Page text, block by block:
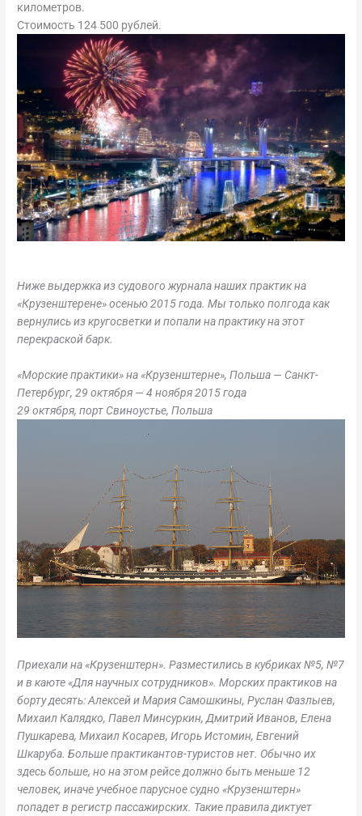
километров.
Стоимость 124 500 рублей.
Ниже выдержка из судового журнала наших практик на
«Крузенштерене» осенью 2015 года. Мы только полгода как
вернулись из кругосветки и попали на практику на этот
перекраской барк.
«Морские практики» на «Крузенштерне», Польша — Санкт-
Петербург, 29 октября — 4 ноября 2015 года
29 октября, порт Свиноустье, Польша
Приехали на «Крузенштерн». Разместились в кубриках №5, №7
и в каюте «Для научных сотрудников». Морских практиков на
борту десять: Алексей и Мария Самошкины, Руслан Фазлыев,
Михаил Калядко, Павел Минсуркин, Дмитрий Иванов, Елена
Пушкарева, Михаил Косарев, Игорь Истомин, Евгений
Шкаруба. Больше практикантов-туристов нет. Обычно их
здесь больше, но на этом рейсе должно быть меньше 12
человек, иначе учебное парусное судно «Крузенштерн»
попадет в регистр пассажирских. Такие правила диктует